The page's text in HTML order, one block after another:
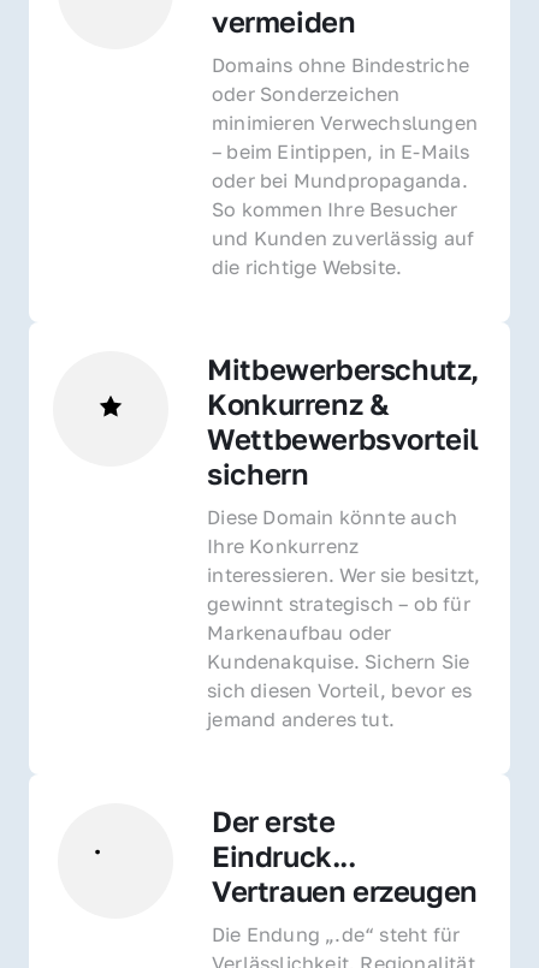
vermeiden
Domains ohne Bindestriche
oder Sonderzeichen
minimieren Verwechslungen
– beim Eintippen, in E-Mails
oder bei Mundpropaganda.
So kommen Ihre Besucher
und Kunden zuverlässig auf
die richtige Website.
Mitbewerberschutz,
Konkurrenz &
Wettbewerbsvorteil
sichern
Diese Domain könnte auch
Ihre Konkurrenz
interessieren. Wer sie besitzt,
gewinnt strategisch – ob für
Markenaufbau oder
Kundenakquise. Sichern Sie
sich diesen Vorteil, bevor es
jemand anderes tut.
Der erste
Eindruck...
Vertrauen erzeugen
Die Endung „.de“ steht für
Verlässlichkeit, Regionalität